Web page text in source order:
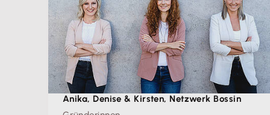
Anika, Denise & Kirsten, Netzwerk Bossin